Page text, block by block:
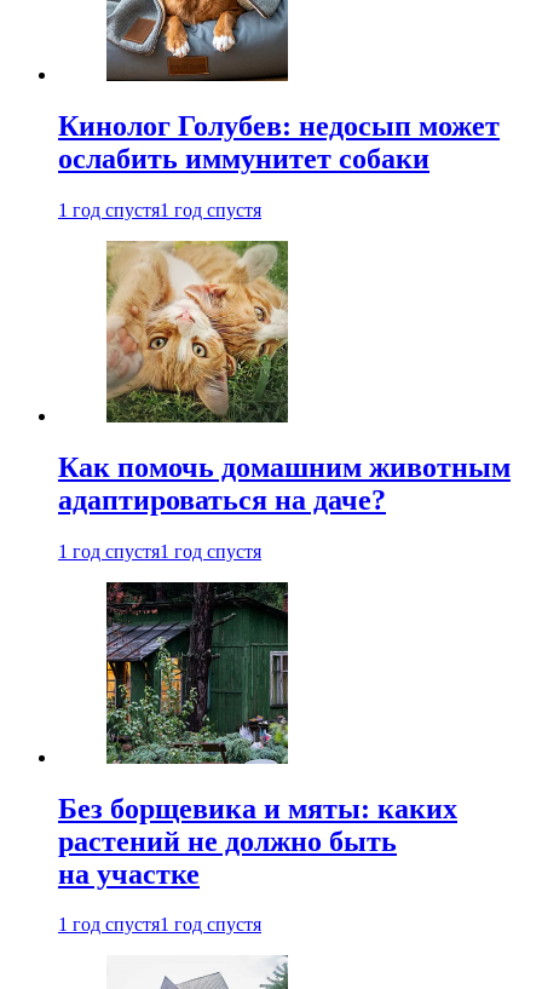
Кинолог Голубев: недосып может
ослабить иммунитет собаки
1 год спустя1 год спустя
Как помочь домашним животным
адаптироваться на даче?
1 год спустя1 год спустя
Без борщевика и мяты: каких
растений не должно быть
на участке
1 год спустя1 год спустя